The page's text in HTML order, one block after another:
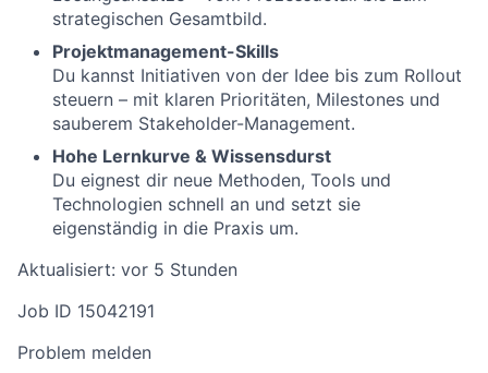
strategischen Gesamtbild.
Projektmanagement-Skills
Du kannst Initiativen von der Idee bis zum Rollout
steuern – mit klaren Prioritäten, Milestones und
sauberem Stakeholder-Management.
Hohe Lernkurve & Wissensdurst
Du eignest dir neue Methoden, Tools und
Technologien schnell an und setzt sie
eigenständig in die Praxis um.
Aktualisiert: vor 5 Stunden
Job ID 15042191
Problem melden